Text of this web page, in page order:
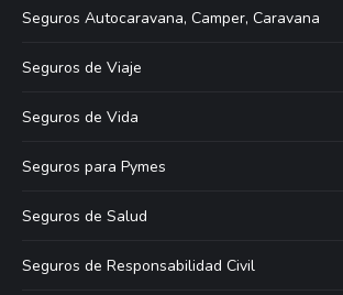
Seguros Autocaravana, Camper, Caravana
Seguros de Viaje
Seguros de Vida
Seguros para Pymes
Seguros de Salud
Seguros de Responsabilidad Civil